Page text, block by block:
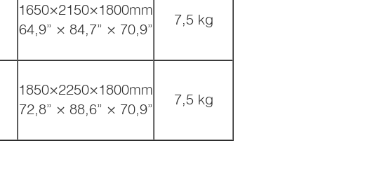
1650×2150×1800mm
64,9” × 84,7” × 70,9”
7,5 kg
1850×2250×1800mm
72,8” × 88,6” × 70,9”
7,5 kg